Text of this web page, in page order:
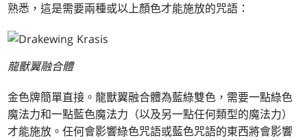
熟悉，這是需要兩種或以上顏色才能施放的咒語：
龍獸翼融合體
金色牌簡單直接。龍獸翼融合體為藍綠雙色，需要一點綠色
魔法力和一點藍色魔法力（以及另一點任何類型的魔法力）
才能施放。任何會影響綠色咒語或藍色咒語的東西將會影響